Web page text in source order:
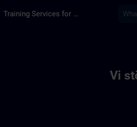
Training Services for Digital Industries
Vi